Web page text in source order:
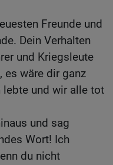
Freunde und
Dein Verhalten
und Kriegsleute
es wäre dir ganz
lebte und wir alle tot
und sag
Wort! Ich
du nicht